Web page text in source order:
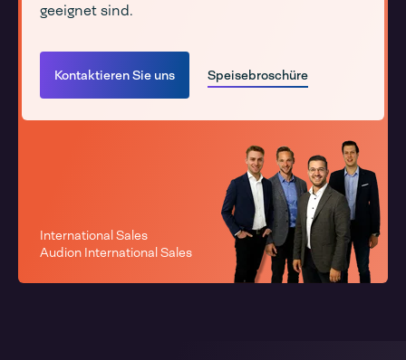
geeignet sind.
Kontaktieren Sie uns Speisebroschüre
International Sales
Audion International Sales